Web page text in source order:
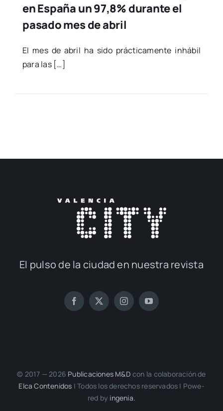
en España un 97,8% durante el
pasado mes de abril
El mes de abril ha sido prác­ti­ca­men­te inhá­bil
para las […]
El pul­so de la ciu­dad en nues­tra revis­ta
© 2017 — 2026 Publi­ca­cio­nes M&D con la cola­bo­ra­ción de
Elca Con­te­ni­dos | Todos los dere­chos reser­va­dos | Powe­
red by inge­nia.